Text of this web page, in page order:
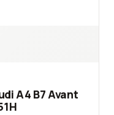
A4 B7 Avant